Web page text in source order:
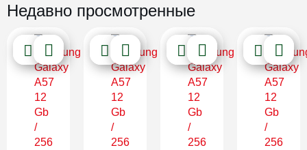
Недавно просмотренные